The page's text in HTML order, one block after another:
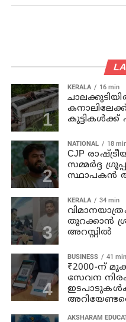
KERALA 16 min
NATIONAL 18
CJP
സമ്മർദ്ദ
സ്ഥാപകൻ
KERALA 34 min
തുറക്കാന്‍
അറസ്റ്റില്‍
BUSINESS 41 min
₹2000-ന്
സേവന
AKSHARAM